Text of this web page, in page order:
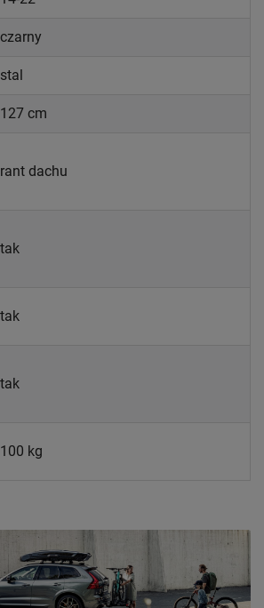
czarny
stal
127 cm
rant dachu
tak
tak
tak
100 kg